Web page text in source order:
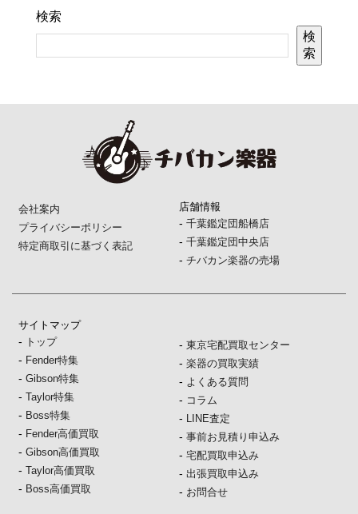
検索
検
索
会社案内
プライバシーポリシー
特定商取引に基づく表記
店舗情報
- 千葉鑑定団船橋店
- 千葉鑑定団中央店
- チバカン楽器の売場
サイトマップ
- トップ
- Fender特集
-Gibson特集
-Taylor特集
- Boss特集
- Fender高価買取
-Gibson高価買取
-Taylor高価買取
- Boss高価買取
- 東京宅配買取センター
- 楽器の買取実績
- よくある質問
- コラム
- LINE査定
- 事前お見積り申込み
- 宅配買取申込み
- 出張買取申込み
- お問合せ